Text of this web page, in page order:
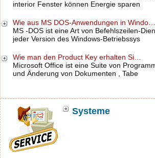
interior Fenster können Energie sparen
Wie aus MS DOS-Anwendungen in Windo…
MS -DOS ist eine Art von Befehlszeilen-
jeder Version des Windows-Betriebssys
Wie man den Product Key erhalten Si…
Microsoft Office ist eine Suite von
und Änderung von Dokumenten , Tabe
Systeme